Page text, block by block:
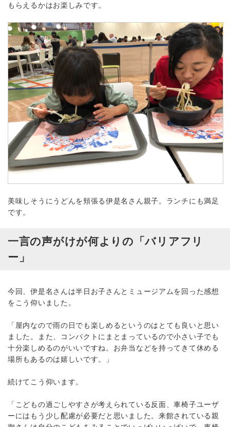
もらえるかはお楽しみです。
美味しそうにうどんを頬張る伊是名さん親子。ランチにも満足
です。
一言の声がけが何よりの「バリアフリ
ー」
今回、伊是名さんは半日お子さんとミュージアムを回った感想
をこう仰いました。
「屋内なので雨の日でも楽しめるというのはとても良いと思い
ました。また、コンパクトにまとまっているので小さい子でも
十分楽しめるのがいいですね。お弁当などを持ってきて休める
場所もあるのは嬉しいです。」
続けてこう仰います。
「こどもの過ごしやすさが考えられている反面、車椅子ユーザ
ーにはもう少し配慮が必要だと思いました。来館されている親